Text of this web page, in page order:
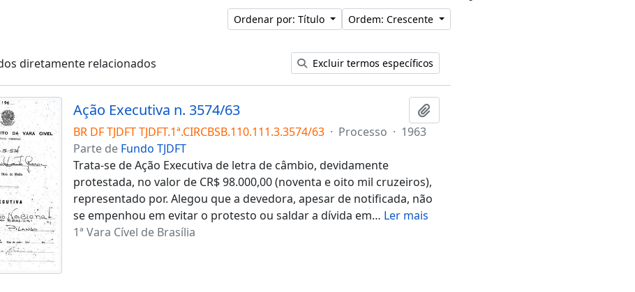
Ordenar por: Título Ordem: Crescente
diretamente relacionados Excluir termos específicos
Ação Executiva n. 3574/63
BR DF TJDFT TJDFT.1ª.CIRCBSB.110.111.3.3574/63 · Processo · 1963
Parte de Fundo TJDFT
Trata-se de Ação Executiva de letra de câmbio, devidamente
protestada, no valor de CR$ 98.000,00 (noventa e oito mil cruzeiros),
representado por. Alegou que a devedora, apesar de notificada, não
se empenhou em evitar o protesto ou saldar a dívida em… Ler mais
1ª Vara Cível de Brasília